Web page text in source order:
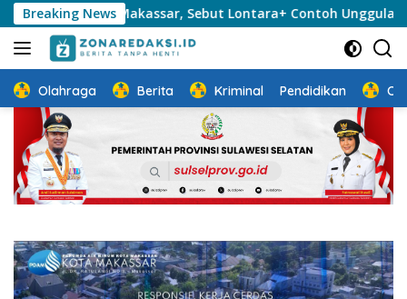
Langsung
ke
konten
Breaking News
Makassar, Sebut Lontara+ Contoh Unggulan Pelayanan
Olahraga Berita Kriminal Pendidikan